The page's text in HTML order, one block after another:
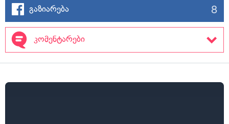
გაზიარება 8
კომენტარები